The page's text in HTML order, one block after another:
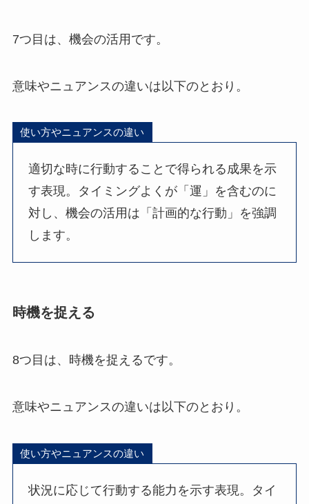
7つ目は、機会の活用です。
意味やニュアンスの違いは以下のとおり。
使い方やニュアンスの違い
適切な時に行動することで得られる成果を示
す表現。タイミングよくが「運」を含むのに
対し、機会の活用は「計画的な行動」を強調
します。
時機を捉える
8つ目は、時機を捉えるです。
意味やニュアンスの違いは以下のとおり。
使い方やニュアンスの違い
状況に応じて行動する能力を示す表現。タイ